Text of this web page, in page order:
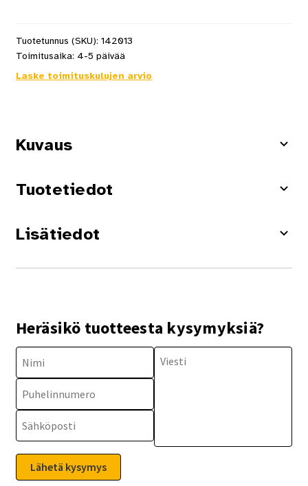
Tuotetunnus (SKU): 142013
Toimitusaika: 4-5 päivää
Laske toimituskulujen arvio
Kuvaus
Tuotetiedot
Lisätiedot
Heräsikö tuotteesta kysymyksiä?